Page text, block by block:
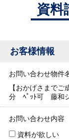
資料
お客様情報
お問い合わせ物件
【おかげさまで
分 ﾍﾟｯﾄ可 藤和
お問い合わせ内容
資料が欲しい